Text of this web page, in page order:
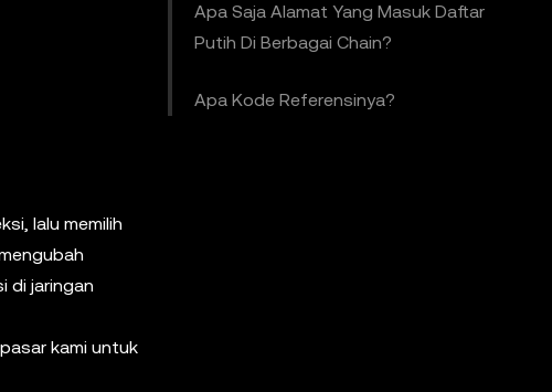
lalu memilih
di jaringan
kami untuk
Apa Saja Alamat Yang Masuk Daftar
Putih Di Berbagai Chain?
Apa Kode Referensinya?